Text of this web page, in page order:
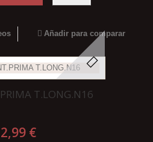
Añadir para comparar
T.LONG.N16
2,99 €